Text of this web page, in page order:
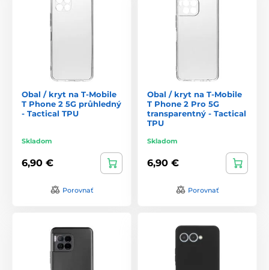
Obal / kryt na T-Mobile
T Phone 2 5G průhledný
- Tactical TPU
Skladom
6,90 €
Porovnať
Obal / kryt na T-Mobile
T Phone 2 Pro 5G
transparentný - Tactical
TPU
Skladom
6,90 €
Porovnať